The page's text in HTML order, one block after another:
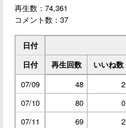
再生数：74,361
コメント数：37
日付
日付
再生回数 いいね数
07/09
48 2
07/10
80 0
07/11
69 2